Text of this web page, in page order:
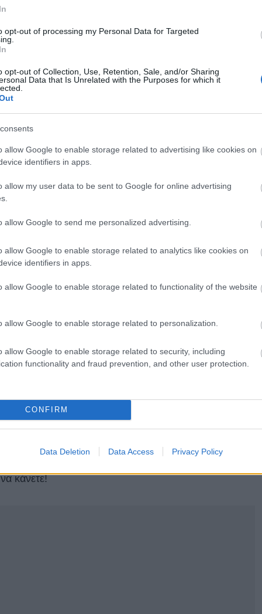
opt-out of processing my Personal Data for Targeted
opt-out of Collection, Use, Retention, Sale, and/or Sharing
Data that Is Unrelated with the Purposes for which it
allow Google to enable storage related to advertising like cookies on
identifiers in apps.
allow my user data to be sent to Google for online advertising
allow Google to send me personalized advertising.
allow Google to enable storage related to analytics like cookies on
identifiers in apps.
allow Google to enable storage related to functionality of the website
allow Google to enable storage related to personalization.
allow Google to enable storage related to security, including
functionality and fraud prevention, and other user protection.
CONFIRM
Data Deletion Data Access Privacy Policy
ακόμα στους επιβλητικούς δρόμους και τα
και οι πολυσύχναστες μικροπεριοχές
UNESCO, δημιουργώντας την ξεχωριστή εμφάνιση
ταυτότητες στην ήπειρο. Το πλέγμα της
τείνουν να κινούνται πιο αργά σε αυτό το
ένας επισκέπτης στη Βιέννη,
κάνετε!